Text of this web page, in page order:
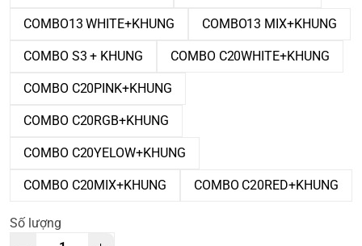
COMBO13 WHITE+KHUNG COMBO13 MIX+KHUNG
COMBO S3 + KHUNG COMBO C20WHITE+KHUNG
COMBO C20PINK+KHUNG
COMBO C20RGB+KHUNG
COMBO C20YELOW+KHUNG
COMBO C20MIX+KHUNG COMBO C20RED+KHUNG
Số lượng